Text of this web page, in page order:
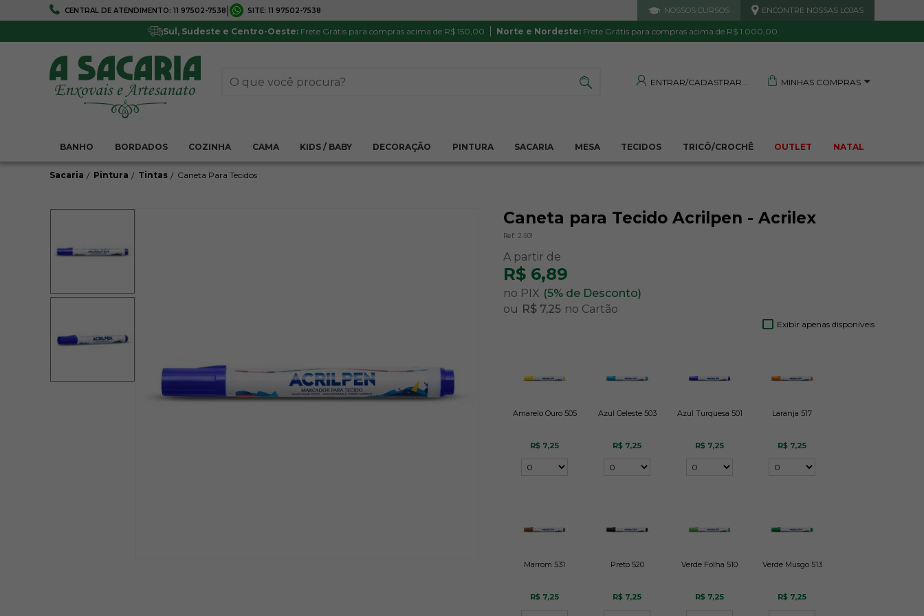
CENTRAL DE ATENDIMENTO: 11 97502-7538 SITE: 11 97502-7538 NOSSOS CURSOS ENCONTRE NOSSAS LOJAS
Sul, Sudeste e Centro-Oeste:Frete Grátis para compras acima de R$ 150,00 Norte e Nordeste:Frete Grátis para compras acima de R$ 1.000,00
ENTRAR/CADASTRAR MINHAS COMPRAS
BANHO BORDADOS COZINHA CAMA KIDS / BABY DECORAÇÃO PINTURA SACARIA MESA TECIDOS TRICÔ/CROCHÊ OUTLET NATAL
FRETE GRÁTIS 5% DE DESCONTO
Pagamentos via boleto ou PIX Parcela mínima R$ 20,00
PRODUTO DE QUALIDADE
Satisfação Garantida
TRANQUILIDADE E PROTEÇÃO
Sacaria Pintura Tintas Caneta Para Tecidos
Caneta para Tecido Acrilpen - Acrilex
Ref: 2-501
R$ 6,89
no PIX (5% de Desconto)
ou R$ 7,25 no Cartão
Exibir apenas disponíveis
Amarelo Ouro 505
R$ 7,25
Azul Celeste 503
R$ 7,25
Azul Turquesa 501
R$ 7,25
Laranja 517
R$ 7,25
Marrom 531
R$ 7,25
Preto 520
R$ 7,25
Verde Folha 510
R$ 7,25
Verde Musgo 513
R$ 7,25